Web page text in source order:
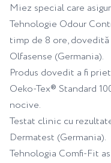
Miez special care
Tehnologie Odour
timp de 8 ore,
Olfasense (Germania).
Produs dovedit a fi
Oeko-Tex® Standard
nocive.
Testat clinic cu
Dermatest (Germania).
Tehnologia Comfi-Fit